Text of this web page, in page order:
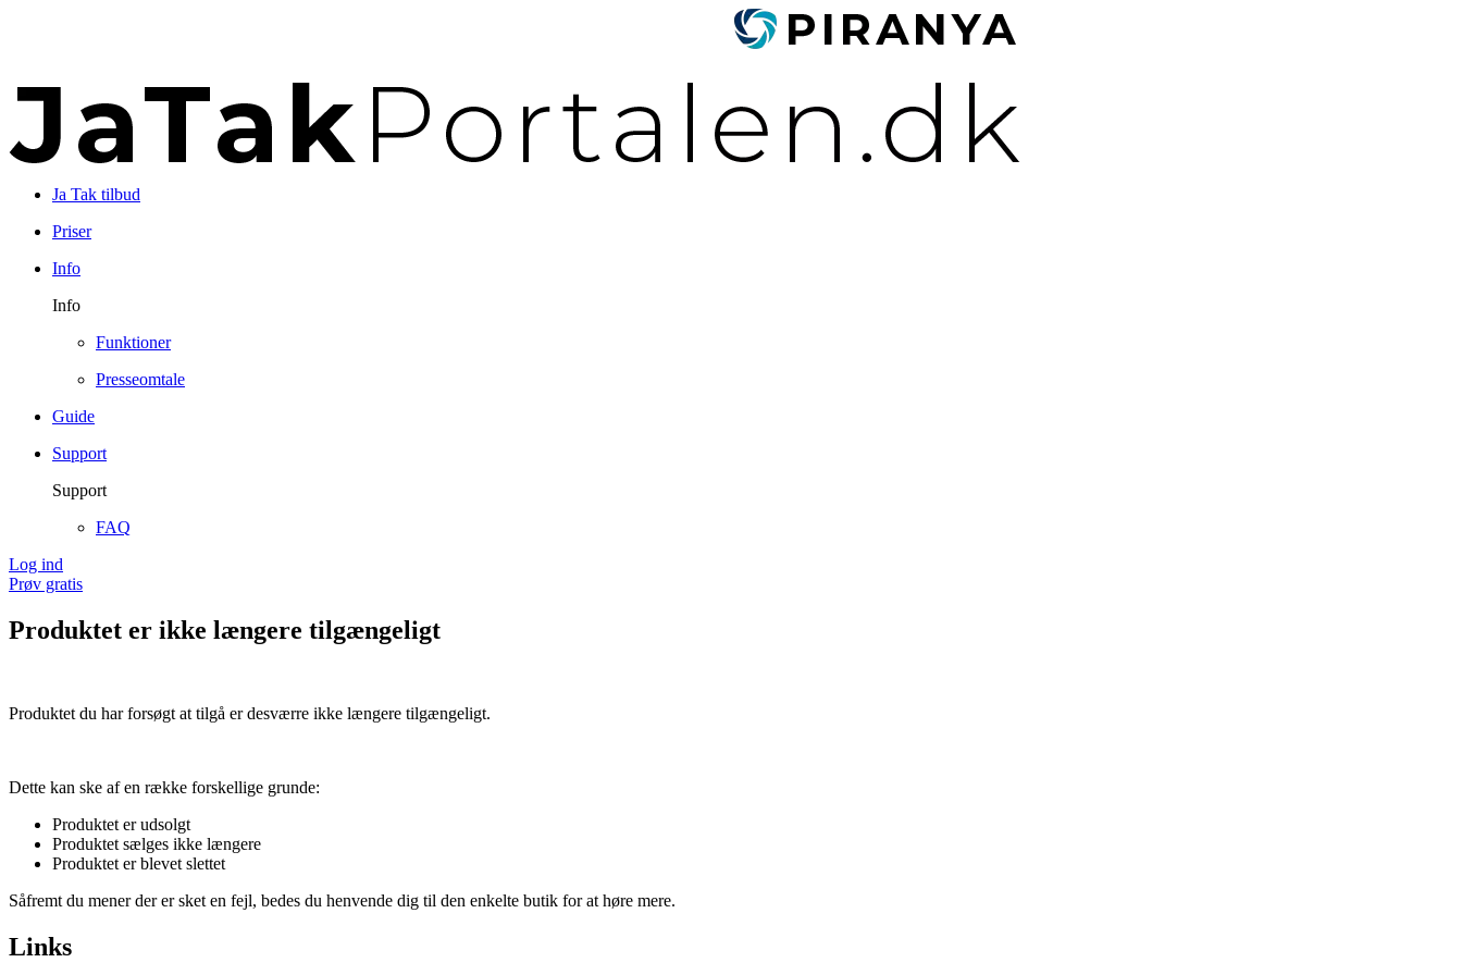
Ja Tak tilbud
Priser
Info
Info
Funktioner
Presseomtale
Guide
Support
Support
FAQ
Log ind
Prøv gratis
Produktet er ikke længere tilgængeligt
Produktet du har forsøgt at tilgå er desværre ikke længere tilgængeligt.
Dette kan ske af en række forskellige grunde:
Produktet er udsolgt
Produktet sælges ikke længere
Produktet er blevet slettet
Såfremt du mener der er sket en fejl, bedes du henvende dig til den enkelte butik for at høre mere.
Links